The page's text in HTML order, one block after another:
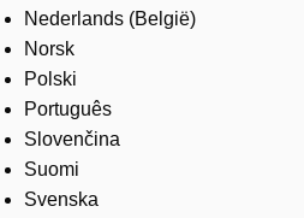
Nederlands (België)
Norsk
Polski
Português
Slovenčina
Suomi
Svenska